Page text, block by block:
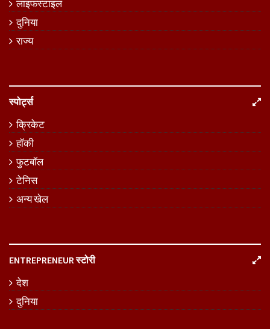
लाइफस्टाइल
दुनिया
राज्य
स्पोर्ट्स
क्रिकेट
हॉकी
फुटबॉल
टेनिस
अन्य खेल
ENTREPRENEUR स्टोरी
देश
दुनिया